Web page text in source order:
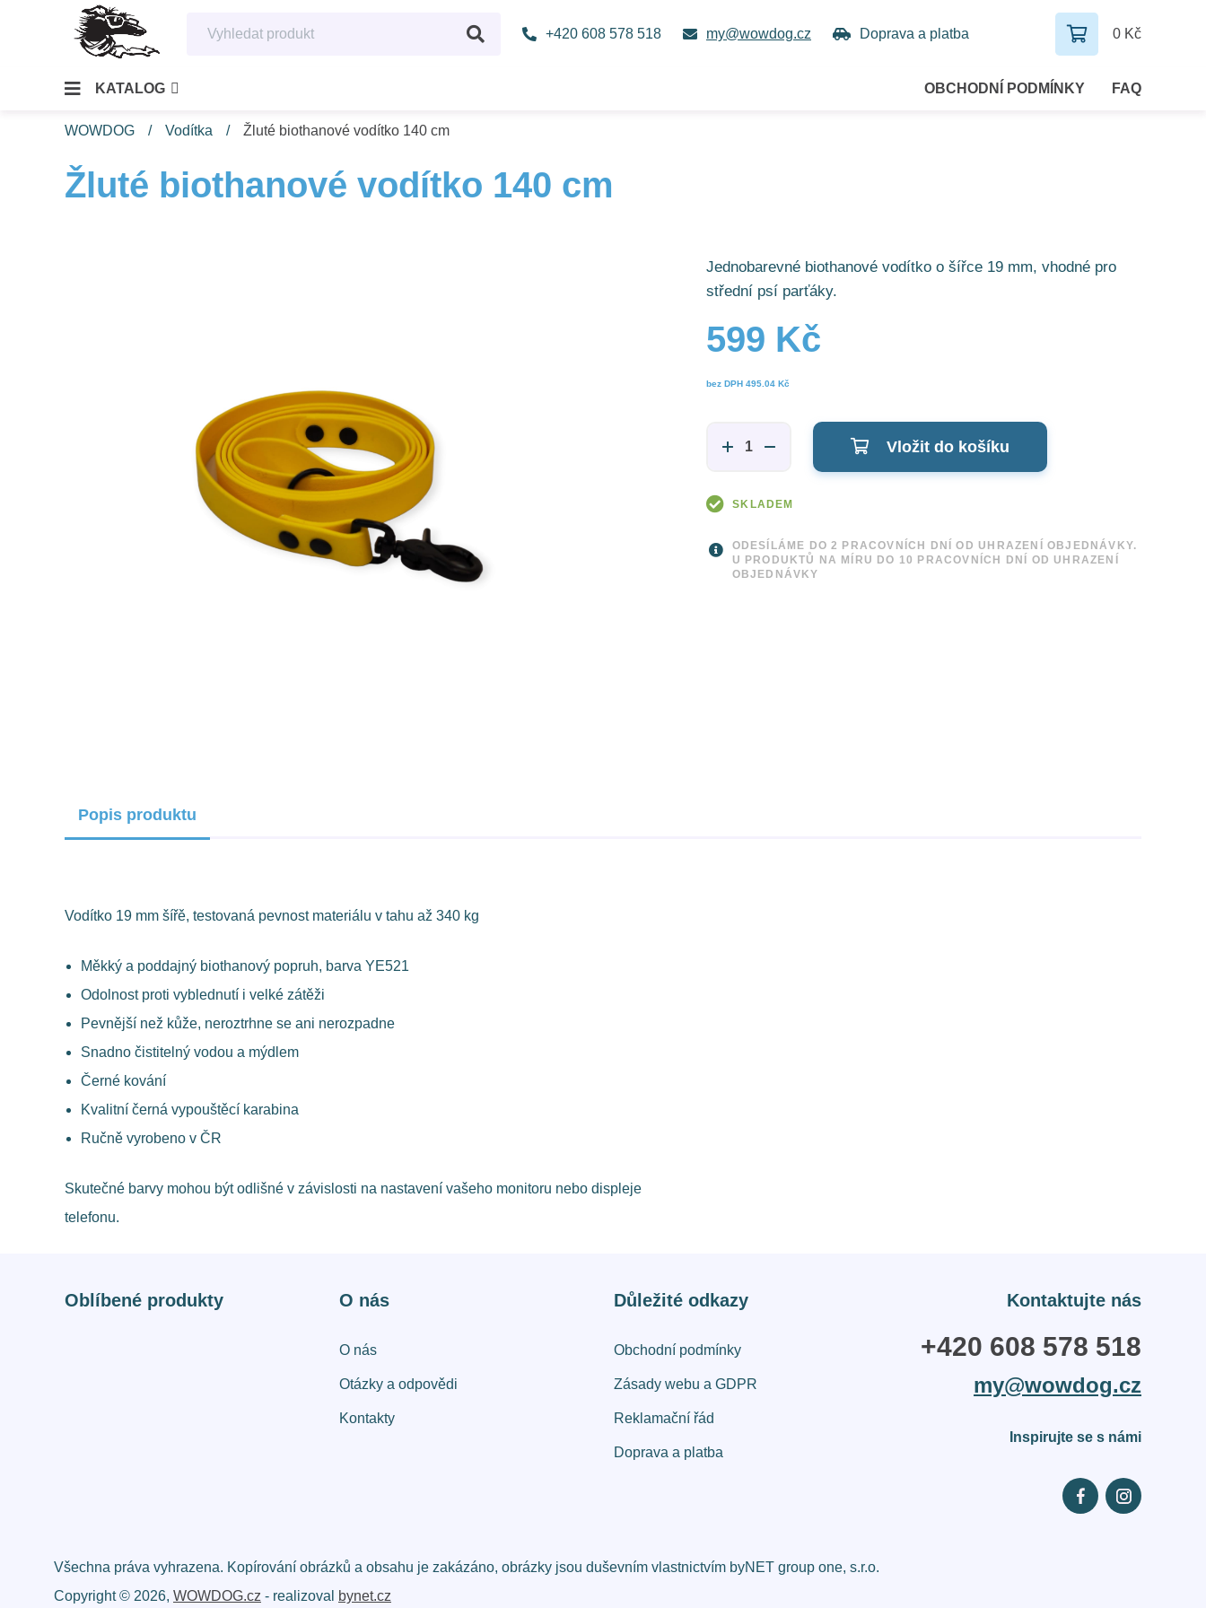
+420 608 578 518 my@wowdog.cz Doprava a platba 0 Kč
KATALOG OBCHODNÍ PODMÍNKY FAQ
WOWDOG Vodítka Žluté biothanové vodítko 140 cm
Žluté biothanové vodítko 140 cm
Jednobarevné biothanové vodítko o šířce 19 mm, vhodné pro
střední psí parťáky.
599 Kč
bez DPH 495.04 Kč
Vložit do košíku
SKLADEM
ODESÍLÁME DO 2 PRACOVNÍCH DNÍ OD UHRAZENÍ OBJEDNÁVKY.
U PRODUKTŮ NA MÍRU DO 10 PRACOVNÍCH DNÍ OD UHRAZENÍ
OBJEDNÁVKY
Popis produktu
Vodítko 19 mm šířě, testovaná pevnost materiálu v tahu až 340 kg
Měkký a poddajný biothanový popruh, barva YE521
Odolnost proti vyblednutí i velké zátěži
Pevnější než kůže, neroztrhne se ani nerozpadne
Snadno čistitelný vodou a mýdlem
Černé kování
Kvalitní černá vypouštěcí karabina
Ručně vyrobeno v ČR
Skutečné barvy mohou být odlišné v závislosti na nastavení vašeho monitoru nebo displeje
telefonu.
Oblíbené produkty O nás
O nás
Otázky a odpovědi
Kontakty
Důležité odkazy
Obchodní podmínky
Zásady webu a GDPR
Reklamační řád
Doprava a platba
Kontaktujte nás
+420 608 578 518
my@wowdog.cz
Inspirujte se s námi
Všechna práva vyhrazena. Kopírování obrázků a obsahu je zakázáno, obrázky jsou duševním vlastnictvím byNET group one, s.r.o.
Copyright © 2026, WOWDOG.cz - realizoval bynet.cz